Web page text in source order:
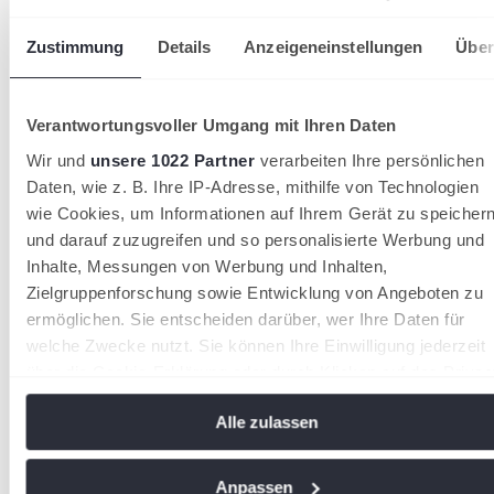
Zustimmung Details Anzeigeneinstellungen
Verantwortungsvoller Umgang mit Ihren Daten
Wir und unsere 1022 Partnerverarbeiten Ihre persönlichen
Daten, wie z. B. Ihre IP-Adresse, mithilfe von Technologien
wie Cookies, um Informationen auf Ihrem Gerät zu speichern
und darauf zuzugreifen und so personalisierte Werbung und
Inhalte, Messungen von Werbung und Inhalten,
Zielgruppenforschung sowie Entwicklung von Angeboten zu
ermöglichen. Sie entscheiden darüber, wer Ihre Daten für
welche Zwecke nutzt. Sie können Ihre Einwilligung jederzeit
Trigger Symbol ändern oder widerrufen
Wenn Sie es erlauben, würden wir auch gerne:
Informationen über Ihre geografische Lage erfassen,
Alle zulassen
Anpassen
Tennis Europe: Auszeichnung für
deutsches Jugend- und Seniorentennis
Das deutsche Jugend- und Seniorentennis bleibt ein sehr
erfolgreiches Aushängeschild des Deutschen Tennis Bund
(DTB). Der DTB wurde von Tennis Europe im Rahmen der
Jahreshauptversammlung des Europäischen Verbandes als
Seniorentennisnation geehrt.